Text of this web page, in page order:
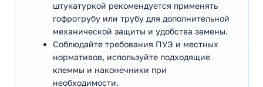
штукатуркой рекомендуется применять
гофротрубу или трубу для дополнительной
механической защиты и удобства замены.
Соблюдайте требования ПУЭ и местных
нормативов, используйте подходящие
клеммы и наконечники при
необходимости.